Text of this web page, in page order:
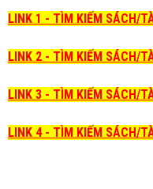
LINK 1 - TÌM KIẾM SÁCH/
LINK 2 - TÌM KIẾM SÁCH/
LINK 3 - TÌM KIẾM SÁCH/
LINK 4 - TÌM KIẾM SÁCH/